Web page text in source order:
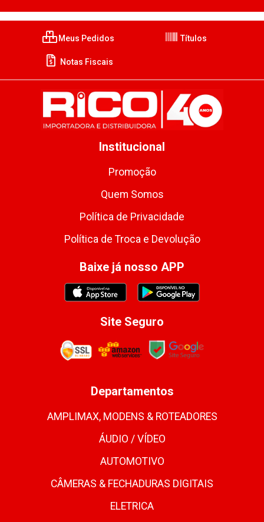
Meus Pedidos Títulos
Notas Fiscais
Institucional
Promoção
Quem Somos
Política de Privacidade
Política de Troca e Devolução
Baixe já nosso APP
Site Seguro
Departamentos
AMPLIMAX, MODENS & ROTEADORES
ÁUDIO / VÍDEO
AUTOMOTIVO
CÂMERAS & FECHADURAS DIGITAIS
ELETRICA